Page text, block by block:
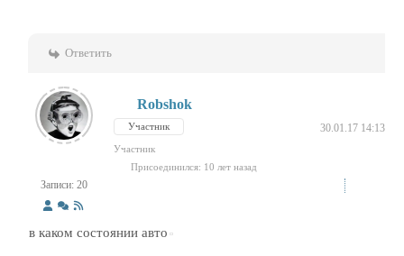
Ответить
Записи: 20
Robshok
Участник 30.01.17 14:13
Участник
Присоединился: 10 лет назад
в каком состоянии авто